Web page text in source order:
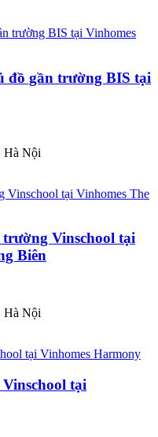
đồ gần trường BIS tại
Hà Nội
Vinschool tại
Biên
Hà Nội
tại